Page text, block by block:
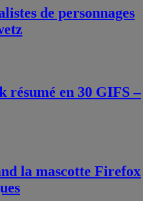
de personnages
résumé en 30 GIFS –
la mascotte Firefox